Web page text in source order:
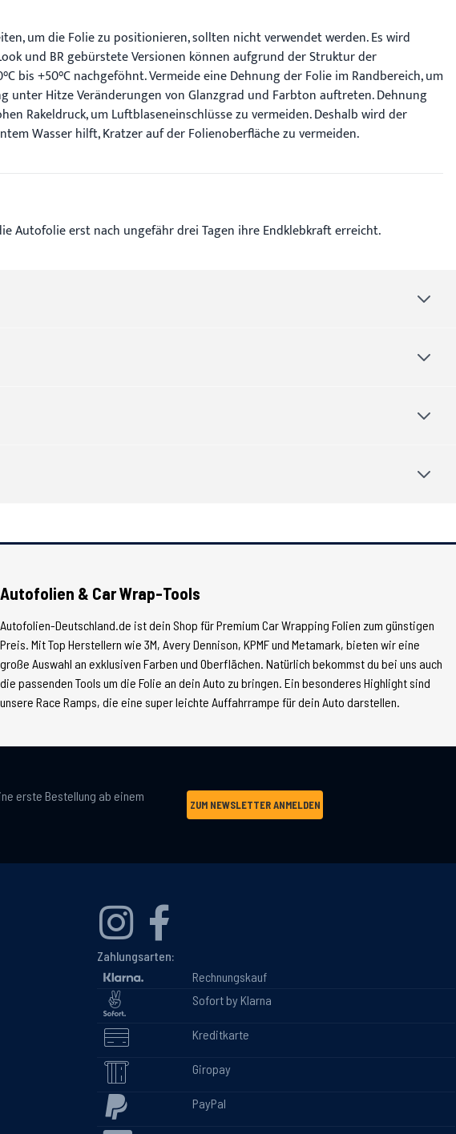
um die Folie zu positionieren, sollten nicht verwendet werden. Es wird
und BR gebürstete Versionen können aufgrund der Struktur der
+50°C nachgeföhnt. Vermeide eine Dehnung der Folie im Randbereich, um
unter Hitze Veränderungen von Glanzgrad und Farbton auftreten. Dehnung
Rakeldruck, um Luftblaseneinschlüsse zu vermeiden. Deshalb wird der
Wasser hilft, Kratzer auf der Folienoberfläche zu vermeiden.
Autofolie erst nach ungefähr drei Tagen ihre Endklebkraft erreicht.
Autofolien & Car Wrap-Tools
Autofolien-Deutschland.de ist dein Shop für Premium Car Wrapping Folien zum günstigen
Preis. Mit Top Herstellern wie 3M, Avery Dennison, KPMF und Metamark, bieten wir eine
große Auswahl an exklusiven Farben und Oberflächen. Natürlich bekommst du bei uns auch
die passenden Tools um die Folie an dein Auto zu bringen. Ein besonderes Highlight sind
unsere Race Ramps, die eine super leichte Auffahrrampe für dein Auto darstellen.
erste Bestellung ab einem
ZUM NEWSLETTER ANMELDEN
Zahlungsarten:
Rechnungskauf
Sofort by Klarna
Kreditkarte
Giropay
PayPal